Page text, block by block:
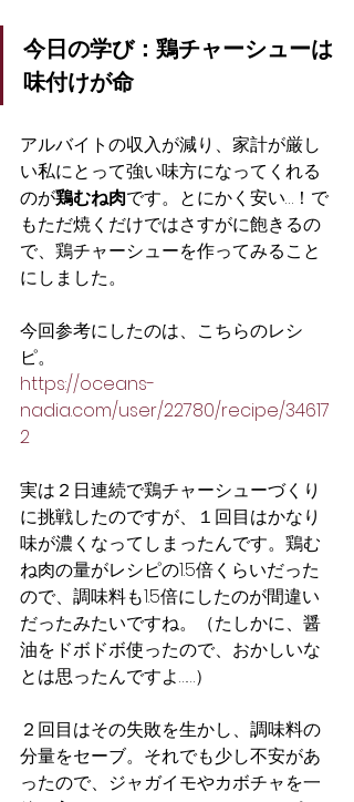
今日の学び：鶏チャーシューは
味付けが命
アルバイトの収入が減り、家計が厳し
い私にとって強い味方になってくれる
のが鶏むね肉です。とにかく安い…！で
もただ焼くだけではさすがに飽きるの
で、鶏チャーシューを作ってみること
にしました。
今回参考にしたのは、こちらのレシ
ピ。
https://oceans-
nadia.com/user/22780/recipe/34617
2
実は２日連続で鶏チャーシューづくり
に挑戦したのですが、１回目はかなり
味が濃くなってしまったんです。鶏む
ね肉の量がレシピの1.5倍くらいだった
ので、調味料も1.5倍にしたのが間違い
だったみたいですね。（たしかに、醤
油をドボドボ使ったので、おかしいな
とは思ったんですよ……）
２回目はその失敗を生かし、調味料の
分量をセーブ。それでも少し不安があ
ったので、ジャガイモやカボチャを一